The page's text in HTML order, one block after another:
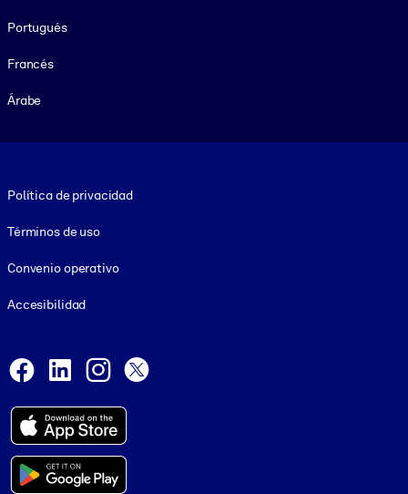
Portugués
Francés
Árabe
Política de privacidad
Términos de uso
Convenio operativo
Accesibilidad
Facebook
LinkedInInstagram